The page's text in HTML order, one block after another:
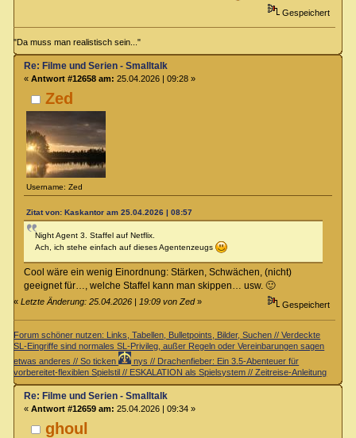
Gespeichert
"Da muss man realistisch sein..."
Zed
Username: Zed
Re: Filme und Serien - Smalltalk
« Antwort #12658 am: 25.04.2026 | 09:28 »
Zitat von: Kaskantor am 25.04.2026 | 08:57
Night Agent 3. Staffel auf Netflix.
Ach, ich stehe einfach auf dieses Agentenzeugs
Cool wäre ein wenig Einordnung: Stärken, Schwächen, (nicht)
geeignet für…, welche Staffel kann man skippen… usw. 🙂
«Letzte Änderung: 25.04.2026 | 19:09 von Zed» Gespeichert
Forum schöner nutzen: Links, Tabellen, Bulletpoints, Bilder, Suchen // Verdeckte
SL-Eingriffe sind normales SL-Privileg, außer Regeln oder Vereinbarungen sagen
etwas anderes // So ticken
nys // Drachenfieber: Ein 3.5-Abenteuer für
vorbereitet-flexiblen Spielstil // ESKALATION als Spielsystem // Zeitreise-Anleitung
ghoul
Re: Filme und Serien - Smalltalk
« Antwort #12659 am: 25.04.2026 | 09:34 »